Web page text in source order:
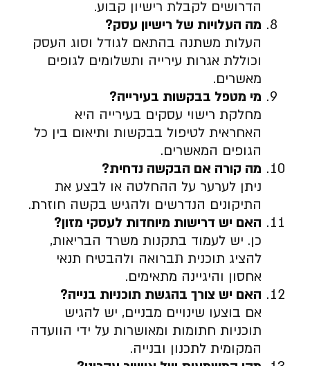
הדרושים לקבלת רישיון קבוע.
מה העלויות של רישיון עסק?
העלות משתנה בהתאם לגודל וסוג העסק
וכוללת אגרות עירייה ותשלומים לגופים
מאשרים.
מי מטפל בבקשות בעירייה?
מחלקת רישוי עסקים בעירייה היא
האחראית לטיפול בבקשות ותיאום בין כל
הגופים המאשרים.
מה קורה אם הבקשה נדחית?
ניתן לערער על ההחלטה או לבצע את
התיקונים הנדרשים ולהגיש בקשה חוזרת.
האם יש דרישות מיוחדות לעסקי מזון?
כן. יש לעמוד בתקנות משרד הבריאות,
להציג תוכנית תברואה ולהבטיח תנאי
אחסון והיגיינה מתאימים.
האם יש צורך בהגשת תוכניות בנייה?
אם בוצעו שינויים מבניים, יש להגיש
תוכניות חתומות ומאושרות על ידי הוועדה
המקומית לתכנון ובנייה.